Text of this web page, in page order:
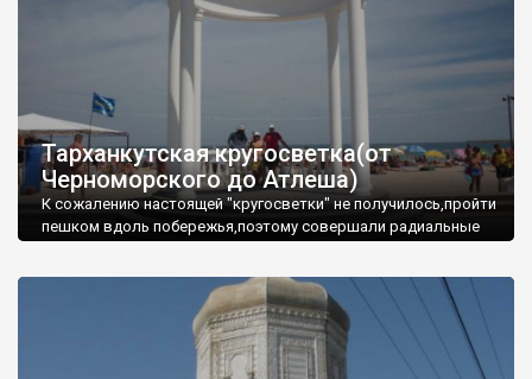
Тарханкутская кругосветка(от
Черноморского до Атлеша)
К сожалению настоящей "кругосветки" не получилось,пройти
пешком вдоль побережья,поэтому совершали радиальные